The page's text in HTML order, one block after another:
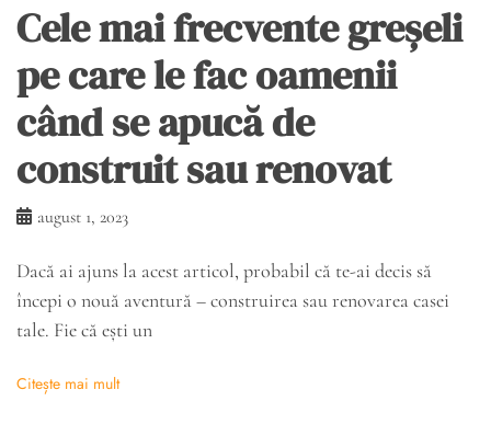
Cele mai frecvente greșeli
pe care le fac oamenii
când se apucă de
construit sau renovat
august 1, 2023
Dacă ai ajuns la acest articol, probabil că te-ai decis să
începi o nouă aventură – construirea sau renovarea casei
tale. Fie că ești un
Citește mai mult